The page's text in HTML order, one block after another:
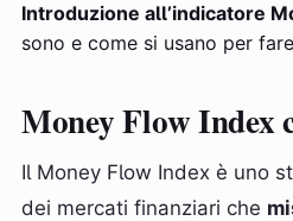
Introduzione all’indicatore
sono e come si usano per
Money Flow Index
Il Money Flow Index è uno
dei mercati finanziari che